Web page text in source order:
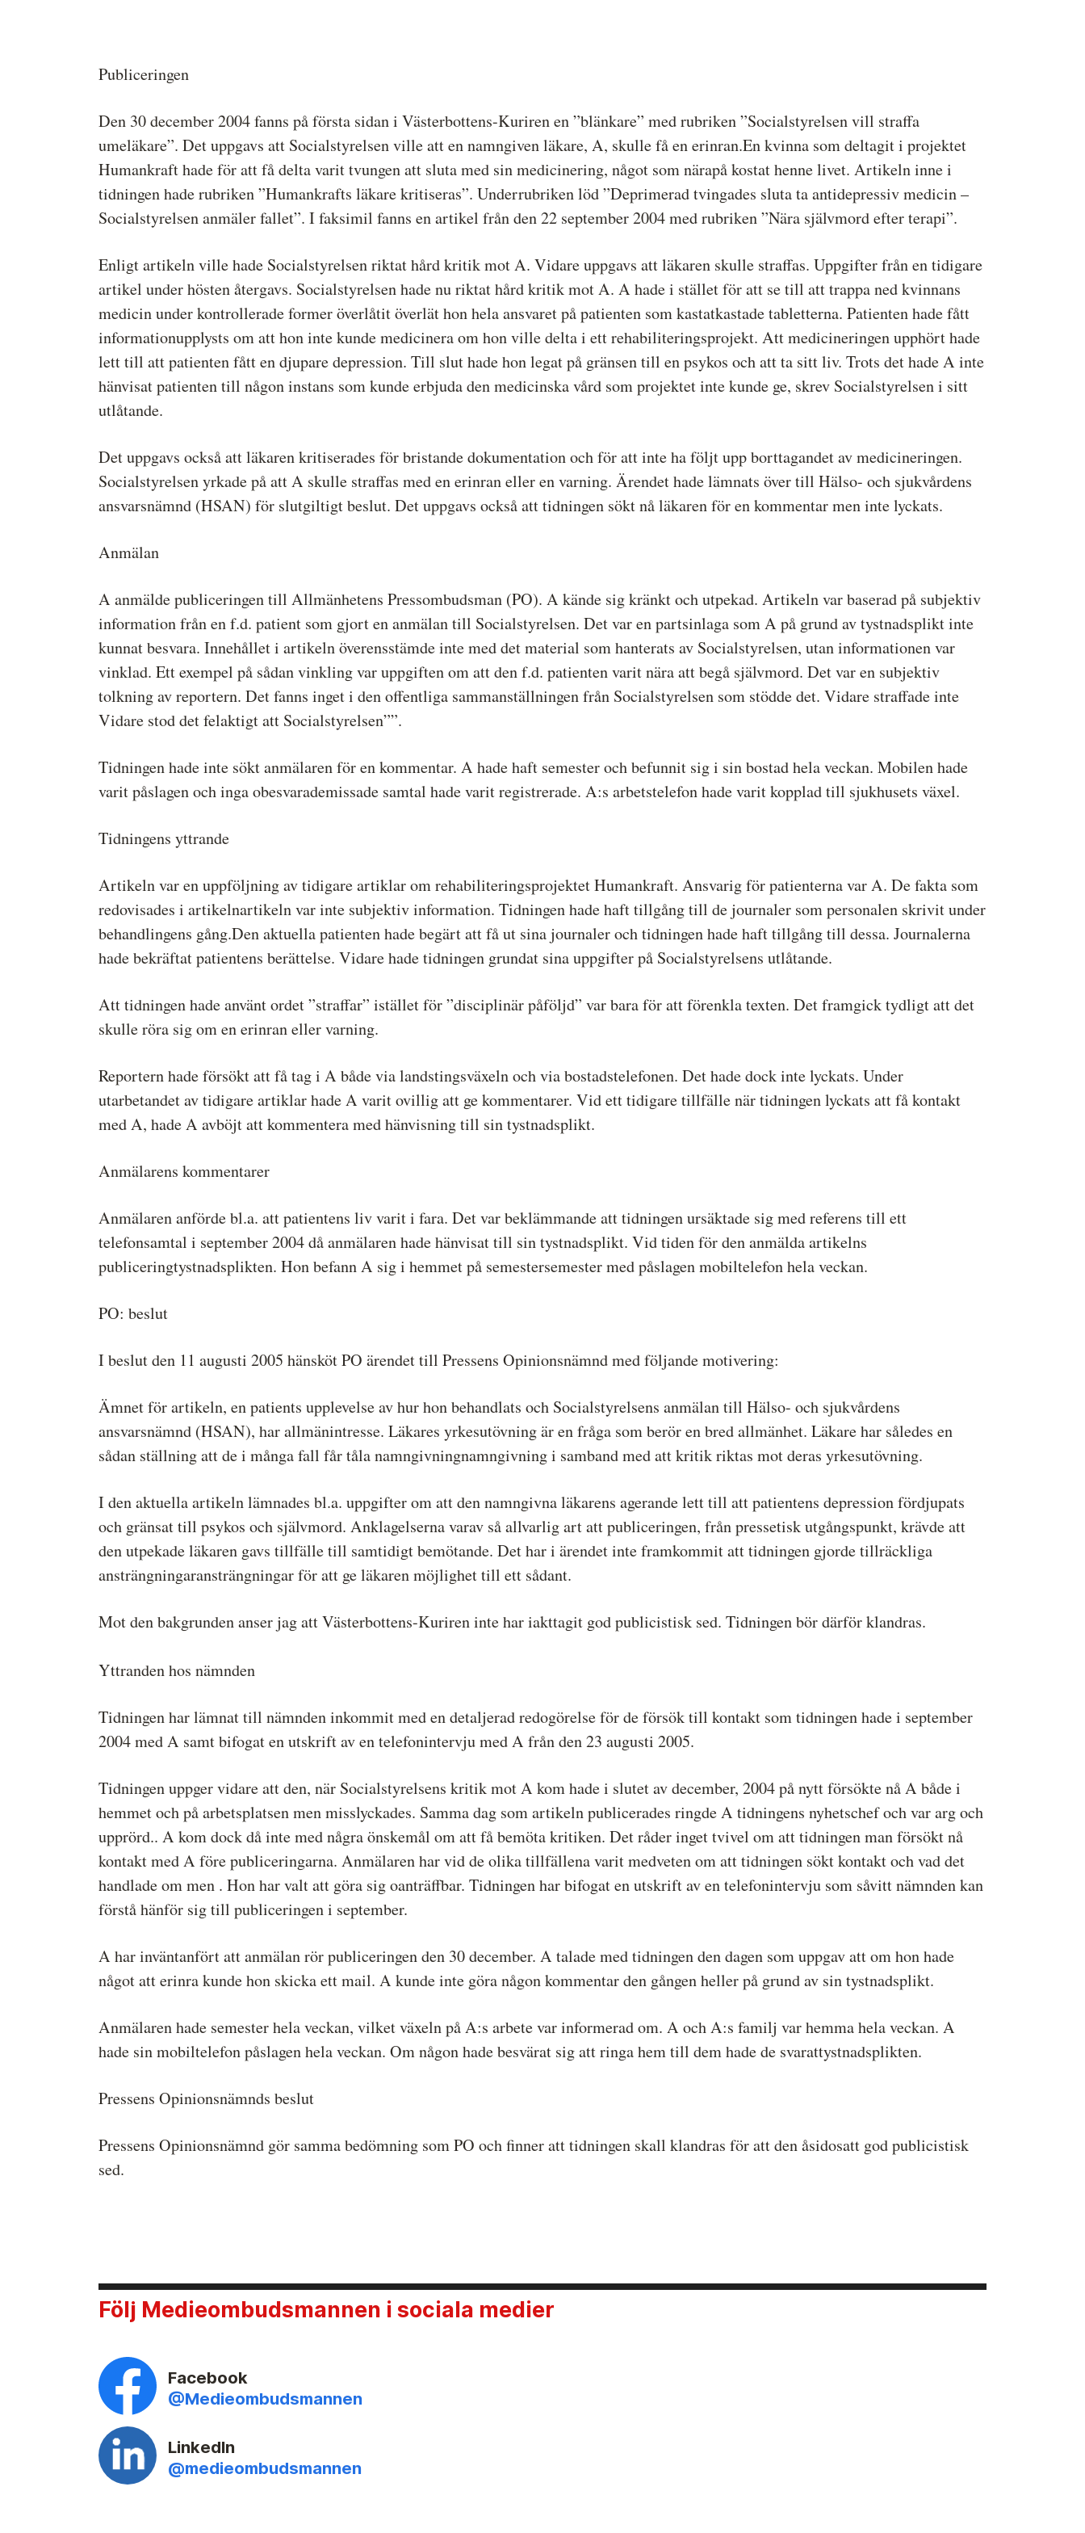
Medieombudsman
Publiceringen
Den 30 december 2004 fanns på första sidan i Västerbottens-Kuriren en ”blänkare” med rubriken ”Socialstyrelsen vill straffa
umeläkare”. Det uppgavs att Socialstyrelsen ville att en namngiven läkare, A, skulle få en erinran.En kvinna som deltagit i projektet
Humankraft hade för att få delta varit tvungen att sluta med sin medicinering, något som närapå kostat henne livet. Artikeln inne i
tidningen hade rubriken ”Humankrafts läkare kritiseras”. Underrubriken löd ”Deprimerad tvingades sluta ta antidepressiv medicin –
Socialstyrelsen anmäler fallet”. I faksimil fanns en artikel från den 22 september 2004 med rubriken ”Nära självmord efter terapi”.
Enligt artikeln ville hade Socialstyrelsen riktat hård kritik mot A. Vidare uppgavs att läkaren skulle straffas. Uppgifter från en tidigare
artikel under hösten återgavs. Socialstyrelsen hade nu riktat hård kritik mot A. A hade i stället för att se till att trappa ned kvinnans
medicin under kontrollerade former överlåtit överlät hon hela ansvaret på patienten som kastatkastade tabletterna. Patienten hade fått
informationupplysts om att hon inte kunde medicinera om hon ville delta i ett rehabiliteringsprojekt. Att medicineringen upphört hade
lett till att patienten fått en djupare depression. Till slut hade hon legat på gränsen till en psykos och att ta sitt liv. Trots det hade A inte
hänvisat patienten till någon instans som kunde erbjuda den medicinska vård som projektet inte kunde ge, skrev Socialstyrelsen i sitt
utlåtande.
Det uppgavs också att läkaren kritiserades för bristande dokumentation och för att inte ha följt upp borttagandet av medicineringen.
Socialstyrelsen yrkade på att A skulle straffas med en erinran eller en varning. Ärendet hade lämnats över till Hälso- och sjukvårdens
ansvarsnämnd (HSAN) för slutgiltigt beslut. Det uppgavs också att tidningen sökt nå läkaren för en kommentar men inte lyckats.
Anmälan
A anmälde publiceringen till Allmänhetens Pressombudsman (PO). A kände sig kränkt och utpekad. Artikeln var baserad på subjektiv
information från en f.d. patient som gjort en anmälan till Socialstyrelsen. Det var en partsinlaga som A på grund av tystnadsplikt inte
kunnat besvara. Innehållet i artikeln överensstämde inte med det material som hanterats av Socialstyrelsen, utan informationen var
vinklad. Ett exempel på sådan vinkling var uppgiften om att den f.d. patienten varit nära att begå självmord. Det var en subjektiv
tolkning av reportern. Det fanns inget i den offentliga sammanställningen från Socialstyrelsen som stödde det. Vidare straffade inte
Vidare stod det felaktigt att Socialstyrelsen””.
Tidningen hade inte sökt anmälaren för en kommentar. A hade haft semester och befunnit sig i sin bostad hela veckan. Mobilen hade
varit påslagen och inga obesvarademissade samtal hade varit registrerade. A:s arbetstelefon hade varit kopplad till sjukhusets växel.
Tidningens yttrande
Artikeln var en uppföljning av tidigare artiklar om rehabiliteringsprojektet Humankraft. Ansvarig för patienterna var A. De fakta som
redovisades i artikelnartikeln var inte subjektiv information. Tidningen hade haft tillgång till de journaler som personalen skrivit under
behandlingens gång.Den aktuella patienten hade begärt att få ut sina journaler och tidningen hade haft tillgång till dessa. Journalerna
hade bekräftat patientens berättelse. Vidare hade tidningen grundat sina uppgifter på Socialstyrelsens utlåtande.
Att tidningen hade använt ordet ”straffar” istället för ”disciplinär påföljd” var bara för att förenkla texten. Det framgick tydligt att det
skulle röra sig om en erinran eller varning.
Reportern hade försökt att få tag i A både via landstingsväxeln och via bostadstelefonen. Det hade dock inte lyckats. Under
utarbetandet av tidigare artiklar hade A varit ovillig att ge kommentarer. Vid ett tidigare tillfälle när tidningen lyckats att få kontakt
med A, hade A avböjt att kommentera med hänvisning till sin tystnadsplikt.
Anmälarens kommentarer
Anmälaren anförde bl.a. att patientens liv varit i fara. Det var beklämmande att tidningen ursäktade sig med referens till ett
telefonsamtal i september 2004 då anmälaren hade hänvisat till sin tystnadsplikt. Vid tiden för den anmälda artikelns
publiceringtystnadsplikten. Hon befann A sig i hemmet på semestersemester med påslagen mobiltelefon hela veckan.
PO: beslut
I beslut den 11 augusti 2005 hänsköt PO ärendet till Pressens Opinionsnämnd med följande motivering:
Ämnet för artikeln, en patients upplevelse av hur hon behandlats och Socialstyrelsens anmälan till Hälso- och sjukvårdens
ansvarsnämnd (HSAN), har allmänintresse. Läkares yrkesutövning är en fråga som berör en bred allmänhet. Läkare har således en
sådan ställning att de i många fall får tåla namngivningnamngivning i samband med att kritik riktas mot deras yrkesutövning.
I den aktuella artikeln lämnades bl.a. uppgifter om att den namngivna läkarens agerande lett till att patientens depression fördjupats
och gränsat till psykos och självmord. Anklagelserna varav så allvarlig art att publiceringen, från pressetisk utgångspunkt, krävde att
den utpekade läkaren gavs tillfälle till samtidigt bemötande. Det har i ärendet inte framkommit att tidningen gjorde tillräckliga
ansträngningaransträngningar för att ge läkaren möjlighet till ett sådant.
Mot den bakgrunden anser jag att Västerbottens-Kuriren inte har iakttagit god publicistisk sed. Tidningen bör därför klandras.
Yttranden hos nämnden
Tidningen har lämnat till nämnden inkommit med en detaljerad redogörelse för de försök till kontakt som tidningen hade i september
2004 med A samt bifogat en utskrift av en telefonintervju med A från den 23 augusti 2005.
Tidningen uppger vidare att den, när Socialstyrelsens kritik mot A kom hade i slutet av december, 2004 på nytt försökte nå A både i
hemmet och på arbetsplatsen men misslyckades. Samma dag som artikeln publicerades ringde A tidningens nyhetschef och var arg och
upprörd.. A kom dock då inte med några önskemål om att få bemöta kritiken. Det råder inget tvivel om att tidningen man försökt nå
kontakt med A före publiceringarna. Anmälaren har vid de olika tillfällena varit medveten om att tidningen sökt kontakt och vad det
handlade om men . Hon har valt att göra sig oanträffbar. Tidningen har bifogat en utskrift av en telefonintervju som såvitt nämnden kan
förstå hänför sig till publiceringen i september.
A har inväntanfört att anmälan rör publiceringen den 30 december. A talade med tidningen den dagen som uppgav att om hon hade
något att erinra kunde hon skicka ett mail. A kunde inte göra någon kommentar den gången heller på grund av sin tystnadsplikt.
Anmälaren hade semester hela veckan, vilket växeln på A:s arbete var informerad om. A och A:s familj var hemma hela veckan. A
hade sin mobiltelefon påslagen hela veckan. Om någon hade besvärat sig att ringa hem till dem hade de svarattystnadsplikten.
Pressens Opinionsnämnds beslut
Pressens Opinionsnämnd gör samma bedömning som PO och finner att tidningen skall klandras för att den åsidosatt god publicistisk
sed.
Följ Medieombudsmannen i sociala medier
Facebook
@Medieombudsmannen
LinkedIn
@medieombudsmannen